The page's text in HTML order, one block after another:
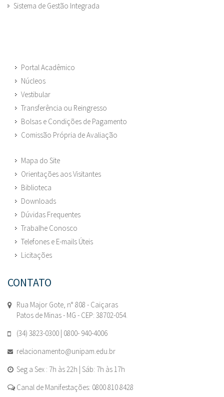
Sistema de Gestão Integrada
Portal Acadêmico
Núcleos
Vestibular
Transferência ou Reingresso
Bolsas e Condições de Pagamento
Comissão Própria de Avaliação
Mapa do Site
Orientações aos Visitantes
Biblioteca
Downloads
Dúvidas Frequentes
Trabalhe Conosco
Telefones e E-mails Úteis
Licitações
CONTATO
Rua Major Gote, n° 808 - Caiçaras
Patos de Minas - MG - CEP: 38702-054.
(34) 3823-0300 | 0800- 940-4006
relacionamento@unipam.edu.br
Seg a Sex : 7h às 22h | Sáb: 7h às 17h
Canal de Manifestações: 0800 810 8428